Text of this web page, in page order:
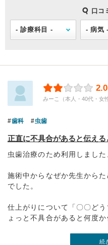
口コ
2.0
みーこ（本人・40代・女
歯科 虫歯
正直に不具合があると伝え
虫歯治療のため利用しました
施術中からなぜか先生から
でした。
仕上がりについて「〇〇ど
ょっと不具合があると何度
続